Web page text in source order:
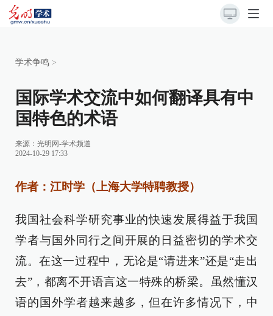
学术争鸣 >
国际学术交流中如何翻译具有中
国特色的术语
来源： 光明网-学术频道
2024-10-29 17:33
作者：江时学（上海大学特聘教授）
我国社会科学研究事业的快速发展得益于我国
学者与国外同行之间开展的日益密切的学术交
流。在这一过程中，无论是“请进来”还是“走出
去”，都离不开语言这一特殊的桥梁。虽然懂汉
语的国外学者越来越多，但在许多情况下，中